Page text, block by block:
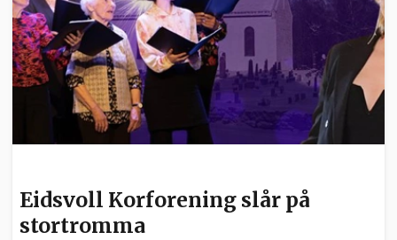
Eidsvoll Korforening slår på
stortromma